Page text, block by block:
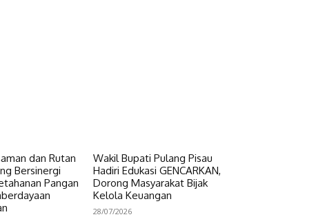
dan Rutan
Bersinergi
Pangan
Wakil Bupati Pulang Pisau
Hadiri Edukasi GENCARKAN,
Dorong Masyarakat Bijak
Kelola Keuangan
28/07/2026